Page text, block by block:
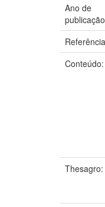
Ano de
Conteúdo:
Thesagro: